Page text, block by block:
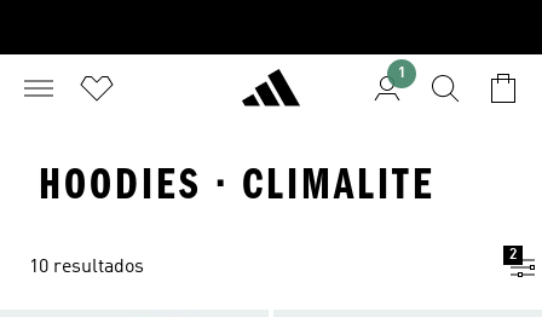
1
HOODIES · CLIMALITE
10 resultados
2